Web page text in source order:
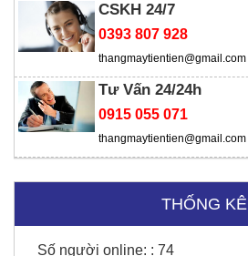
CSKH 24/7
0393 807 928
thangmaytientien@gmail.com
Tư Vấn 24/24h
0915 055 071
thangmaytientien@gmail.com
THỐNG KÊ
Số người online: : 74